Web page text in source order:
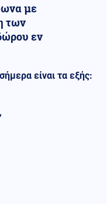
με
των
εν
είναι τα εξής: